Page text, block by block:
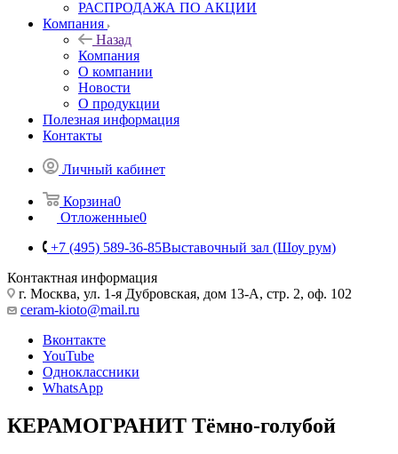
РАСПРОДАЖА ПО АКЦИИ
Компания
Назад
Компания
О компании
Новости
О продукции
Полезная информация
Контакты
Личный кабинет
Корзина0
Отложенные0
+7 (495) 589-36-85Выставочный зал (Шоу рум)
Контактная информация
г. Москва, ул. 1-я Дубровская, дом 13-А, стр. 2, оф. 102
ceram-kioto@mail.ru
Вконтакте
YouTube
Одноклассники
WhatsApp
КЕРАМОГРАНИТ Тёмно-голубой